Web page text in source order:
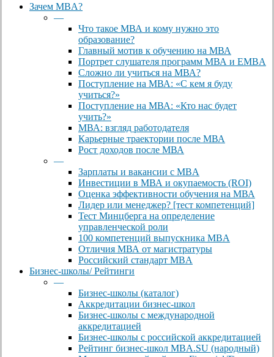
Close
Зачем MBA?
—
Что такое МВА и кому нужно это
образование?
Главный мотив к обучению на МВА
Портрет слушателя программ МВА и EMBA
Сложно ли учиться на МВА?
Поступление на МВА: «С кем я буду
учиться?»
Поступление на МВА: «Кто нас будет
учить?»
МВА: взгляд работодателя
Карьерные траектории после МВА
Рост доходов после МВА
—
Зарплаты и вакансии с MBA
Инвестиции в МВА и окупаемость (ROI)
Оценка эффективности обучения на МВА
Лидер или менеджер? [тест компетенций]
Тест Минцберга на определение
управленческой роли
100 компетенций выпускника MBA
Отличия МВА от магистратуры
Российский стандарт MBA
Бизнес-школы/ Рейтинги
—
Бизнес-школы (каталог)
Аккредитации бизнес-школ
Бизнес-школы с международной
аккредитацией
Бизнес-школы с российской аккредитацией
Рейтинг бизнес-школ MBA.SU (народный)